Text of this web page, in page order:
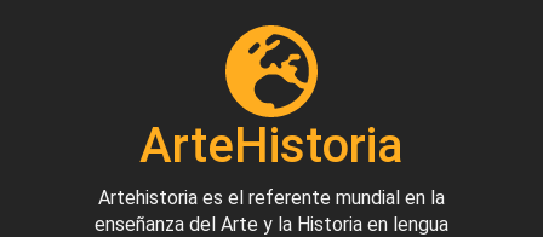
ArteHistoria
Artehistoria es el referente mundial en la
enseñanza del Arte y la Historia en lengua